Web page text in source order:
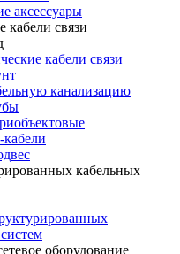
аксессуары
кабели связи
кабели связи
канализацию
кабельных
оборудование